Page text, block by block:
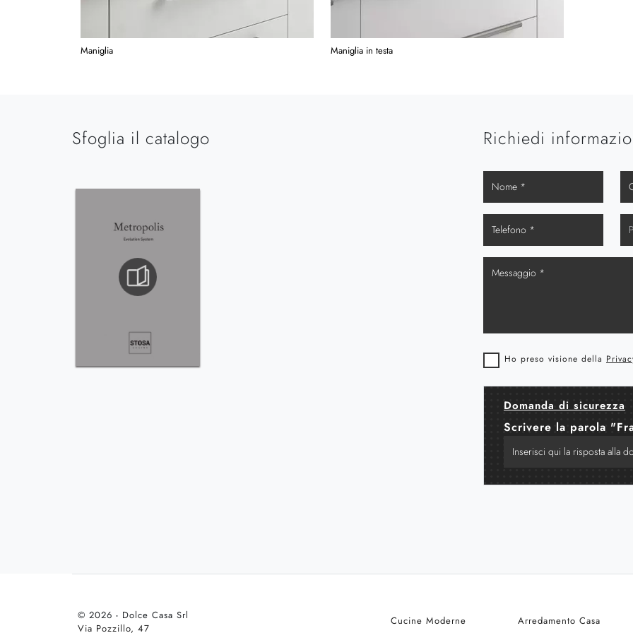
Maniglia Maniglia in testa
Sfoglia il catalogo Richiedi
Ho preso visione della
Domanda di sicurezza
Scrivere la parola
© 2026 - Dolce Casa Srl
Via Pozzillo, 47
Cucine Moderne Arredamento Casa